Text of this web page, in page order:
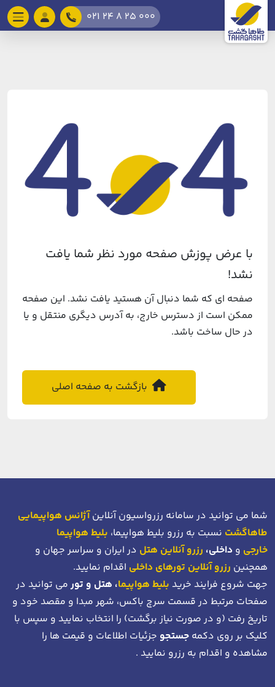
021 24 8 25 000
با عرض پوزش صفحه مورد نظر شما یافت
نشد!
صفحه ای که شما دنبال آن هستید یافت نشد. این صفحه
ممکن است از دسترس خارج، به آدرس دیگری منتقل و یا
در حال ساخت باشد.
بازگشت به صفحه اصلی
شما می توانید در سامانه رزرواسیون آنلاینآژانس هواپیمایی
طاهاگشت نسبت به رزرو بلیط هواپیما، بلیط هواپیما
خارجی و داخلی، رزرو آنلاین هتل در ایران و سراسر جهان و
همچنین رزرو آنلاین تورهای داخلی اقدام نمایید.
جهت شروع فرایند خرید بلیط هواپیما، هتل و تورمی توانید در
صفحات مرتبط در قسمت سرچ باکس، شهر مبدا و مقصد خود و
تاریخ رفت (و در صورت نیاز برگشت) را انتخاب نمایید و سپس با
کلیک بر روی دکمه جستجو جزئیات اطلاعات و قیمت ها را
مشاهده و اقدام به رزرو نمایید .